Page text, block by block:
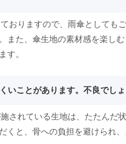
おりますので、雨傘としても
また、傘生地の素材感を楽し
す。
いことがあります。不良でしょ
されている生地は、たたんだ
くと、骨への負担を避けられ